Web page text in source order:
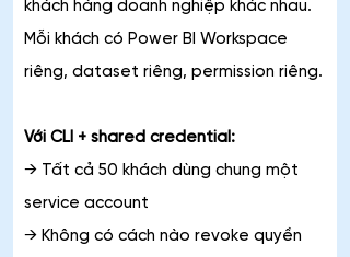
khách hàng doanh nghiệp khác nhau.
Mỗi khách có Power BI Workspace
riêng, dataset riêng, permission riêng.
Với CLI + shared credential:
→ Tất cả 50 khách dùng chung một
service account
→ Không có cách nào revoke quyền